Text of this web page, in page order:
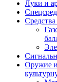
Луки и
Оружие